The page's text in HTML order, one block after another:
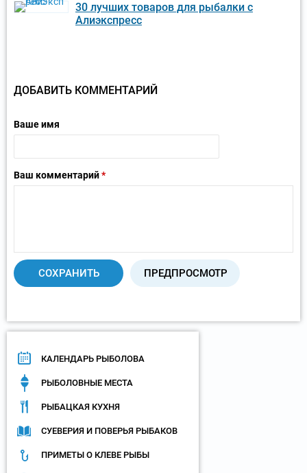
30 лучших товаров для рыбалки с
Алиэкспресс
ДОБАВИТЬ КОММЕНТАРИЙ
Ваше имя
Ваш комментарий*
КАЛЕНДАРЬ РЫБОЛОВА
РЫБОЛОВНЫЕ МЕСТА
РЫБАЦКАЯ КУХНЯ
СУЕВЕРИЯ И ПОВЕРЬЯ РЫБАКОВ
ПРИМЕТЫ О КЛЕВЕ РЫБЫ